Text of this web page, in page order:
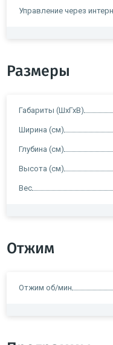
Управление через
Размеры
Габариты (ШхГхВ)
Ширина (см)
Глубина (см)
Высота (см)
Вес
Отжим
Отжим об/мин